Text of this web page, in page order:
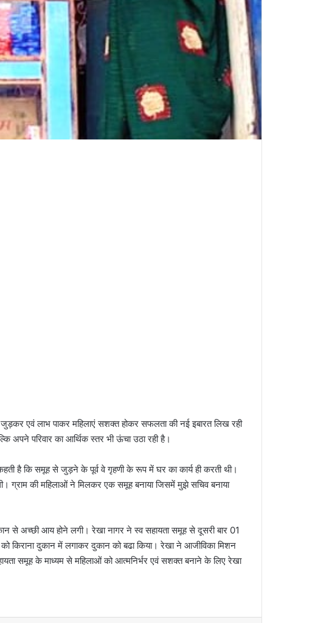
एवं लाभ पाकर महिलाएं सशक्त होकर सफलता की नई इबारत लिख रही
अपने परिवार का आर्थिक स्तर भी ऊंचा उठा रही है।
है कि समूह से जुड़ने के पूर्व वे गृहणी के रूप में घर का कार्य ही करती थी।
ग्राम की महिलाओं ने मिलकर एक समूह बनाया जिसमें मुझे सचिव बनाया
से अच्छी आय होने लगी। रेखा नागर ने स्‍व सहायता समूह से दूसरी बार 01
किराना दुकान में लगाकर दुकान को बढा किया। रेखा ने आजीविका मिशन
समूह के माध्‍यम से महिलाओं को आत्मनिर्भर एवं सशक्त बनाने के लिए रेखा